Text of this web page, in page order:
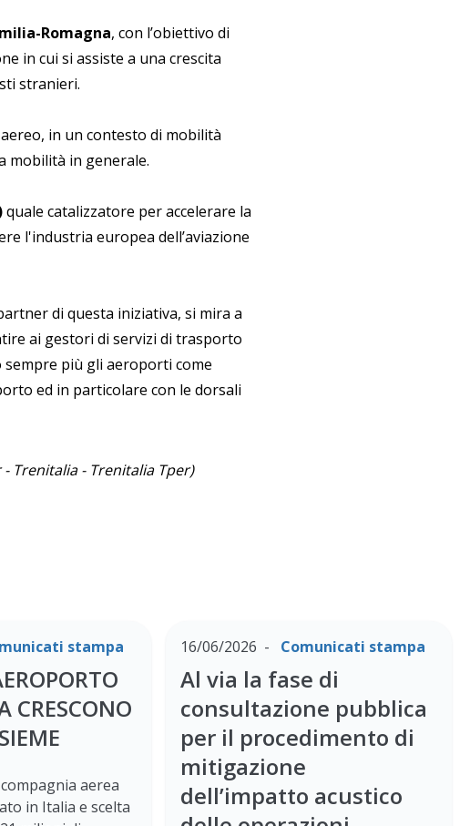
Romagna, con l’obiettivo di
in cui si assiste a una crescita
stranieri.
in un contesto di mobilità
mobilità in generale.
quale catalizzatore per accelerare la
l'industria europea dell’aviazione
di questa iniziativa, si mira a
ai gestori di servizi di trasporto
più gli aeroporti come
ed in particolare con le dorsali
Trenitalia - Trenitalia Tper)
stampa
CRESCONO
aerea
in Italia e scelta
16/06/2026 Comunicati stampa
Al via la fase di
consultazione pubblica
per il procedimento di
mitigazione
dell’impatto acustico